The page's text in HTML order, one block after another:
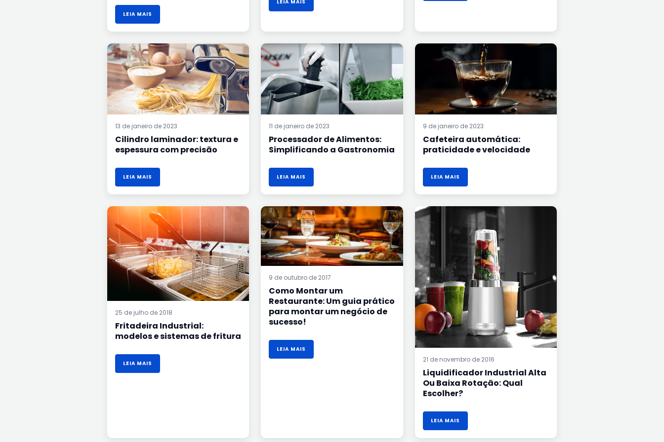
LEIA MAIS
LEIA MAIS
13 de janeiro de 2023
Cilindro laminador: textura e
espessura com precisão
CILINDRO
LAMINADOR:
TEXTURA
E
ESPESSURA
COM
PRECISÃO
LEIA MAIS
11 de janeiro de 2023
Processador de Alimentos:
Simplificando a Gastronomia
PROCESSADOR
ALIMENTOS:
SIMPLIFICANDO
GASTRONOMIA
LEIA MAIS
9 de janeiro de 2023
Cafeteira automática:
praticidade e velocidade
CAFETEIRA
AUTOMÁTICA:
PRATICIDADE
E
VELOCIDADE
LEIA MAIS
25 de julho de 2018
Fritadeira Industrial:
modelos e sistemas de fritura
FRITADEIRA
INDUSTRIAL:
MODELOS
SISTEMAS
FRITURA
LEIA MAIS
9 de outubro de 2017
Como Montar um
Restaurante: Um guia prático
para montar um negócio de
sucesso!
COMO
MONTAR
UM
RESTAURANTE:
UM
GUIA
PRÁTICO
PARA
MONTAR
UM
NEGÓCIO
DE
SUCESSO!
LEIA MAIS
21 de novembro de 2016
Liquidificador Industrial Alta
Ou Baixa Rotação: Qual
Escolher?
LIQUIDIFICADOR
INDUSTRIAL
ROTAÇÃO:
ESCOLHER?
LEIA MAIS